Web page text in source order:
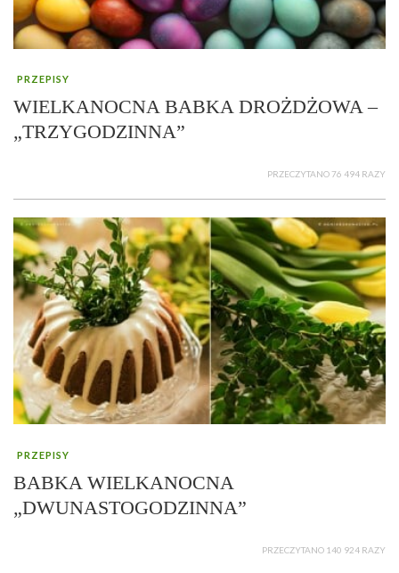
PRZEPISY
WIELKANOCNA BABKA DROŻDŻOWA –
„TRZYGODZINNA”
PRZECZYTANO 76 494 RAZY
PRZEPISY
BABKA WIELKANOCNA
„DWUNASTOGODZINNA”
PRZECZYTANO 140 924 RAZY